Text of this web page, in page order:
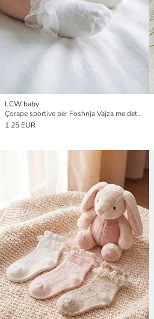
LCW baby
Çorape sportive për Foshnja Vajza me detaj dantelle
1.25 EUR